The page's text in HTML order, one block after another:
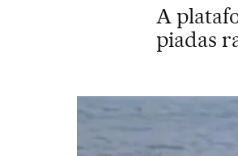
A
piadas